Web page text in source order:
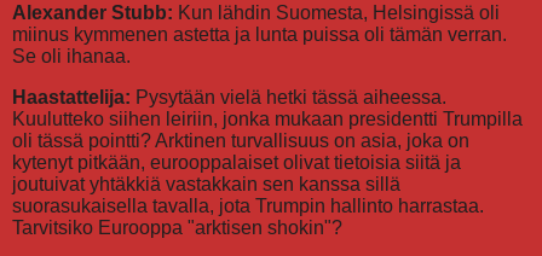
Alexander Stubb: Kun lähdin Suomesta, Helsingissä oli
miinus kymmenen astetta ja lunta puissa oli tämän verran.
Se oli ihanaa.
Haastattelija: Pysytään vielä hetki tässä aiheessa.
Kuulutteko siihen leiriin, jonka mukaan presidentti Trumpilla
oli tässä pointti? Arktinen turvallisuus on asia, joka on
kytenyt pitkään, eurooppalaiset olivat tietoisia siitä ja
joutuivat yhtäkkiä vastakkain sen kanssa sillä
suorasukaisella tavalla, jota Trumpin hallinto harrastaa.
Tarvitsiko Eurooppa "arktisen shokin"?